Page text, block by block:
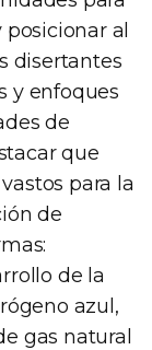
al
disertantes
y enfoques
de
que
para la
de
de la
azul,
gas natural